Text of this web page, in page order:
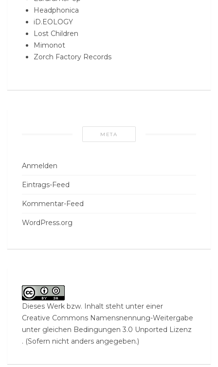
Headphonica
iD.EOLOGY
Lost Children
Mimonot
Zorch Factory Records
META
Anmelden
Eintrags-Feed
Kommentar-Feed
WordPress.org
Dieses Werk bzw. Inhalt steht unter einer
Creative Commons Namensnennung-Weitergabe
unter gleichen Bedingungen 3.0 Unported Lizenz
. (Sofern nicht anders angegeben.)